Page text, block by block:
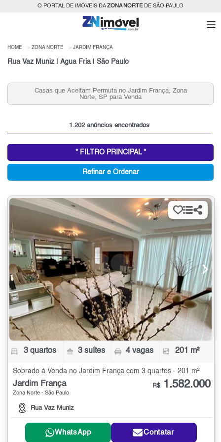
O PORTAL DE IMÓVEIS DAZONA NORTEDE SÃO PAULO
HOME ZONA NORTE JARDIM FRANÇA
Rua Vaz Muniz | Água Fria | São Paulo
Casas que Aceitam Permuta no Jardim França, Zona
Norte, SP para Venda
1.202 anúncios encontrados
* FILTRO PRINCIPAL *
Refinar e Ordenar
3 quartos 3 suítes 4 vagas 201 m²
Sobrado à Venda no Jardim França com 3 quartos - 201 m²
Jardim França
Zona Norte - São Paulo
Rua Vaz Muniz
R$ 1.582.000
WhatsApp Contatar